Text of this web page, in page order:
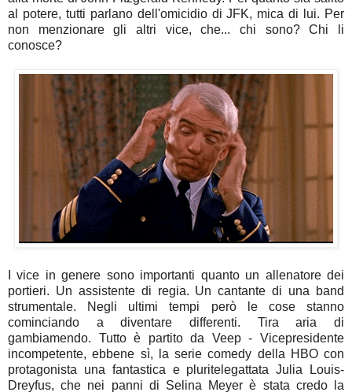
al potere, tutti parlano dell'omicidio di JFK, mica di lui. Per
non menzionare gli altri vice, che... chi sono? Chi li
conosce?
I vice in genere sono importanti quanto un allenatore dei
portieri. Un assistente di regia. Un cantante di una band
strumentale. Negli ultimi tempi però le cose stanno
cominciando a diventare differenti. Tira aria di
gambiamendo. Tutto è partito da Veep - Vicepresidente
incompetente, ebbene sì, la serie comedy della HBO con
protagonista una fantastica e pluritelegattata Julia Louis-
Dreyfus, che nei panni di Selina Meyer è stata credo la